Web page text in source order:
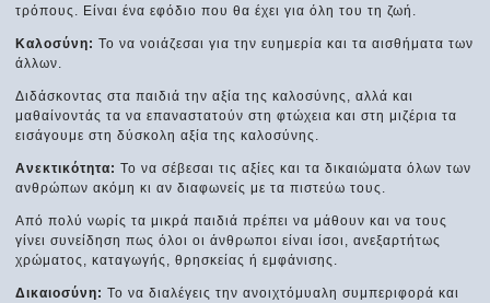
τρόπους. Είναι ένα εφόδιο που θα έχει για όλη του τη ζωή.
Καλοσύνη: Το να νοιάζεσαι για την ευημερία και τα αισθήματα των
άλλων.
Διδάσκοντας στα παιδιά την αξία της καλοσύνης, αλλά και
μαθαίνοντάς τα να επαναστατούν στη φτώχεια και στη μιζέρια τα
εισάγουμε στη δύσκολη αξία της καλοσύνης.
Ανεκτικότητα: Το να σέβεσαι τις αξίες και τα δικαιώματα όλων των
ανθρώπων ακόμη κι αν διαφωνείς με τα πιστεύω τους.
Από πολύ νωρίς τα μικρά παιδιά πρέπει να μάθουν και να τους
γίνει συνείδηση πως όλοι οι άνθρωποι είναι ίσοι, ανεξαρτήτως
χρώματος, καταγωγής, θρησκείας ή εμφάνισης.
Δικαιοσύνη: Το να διαλέγεις την ανοιχτόμυαλη συμπεριφορά και